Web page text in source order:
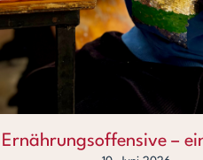
Ernährungsoffensive –